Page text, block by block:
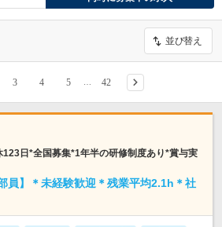
並び替え
3 4 5 42
日*全国募集*1年半の研修制度あり*賞与実
員】＊未経験歓迎＊残業平均2.1h＊社